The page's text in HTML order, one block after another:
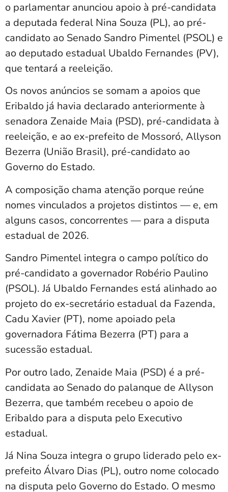
o parlamentar anunciou apoio à pré-candidata
a deputada federal Nina Souza (PL), ao pré-
candidato ao Senado Sandro Pimentel (PSOL) e
ao deputado estadual Ubaldo Fernandes (PV),
que tentará a reeleição.
Os novos anúncios se somam a apoios que
Eribaldo já havia declarado anteriormente à
senadora Zenaide Maia (PSD), pré-candidata à
reeleição, e ao ex-prefeito de Mossoró, Allyson
Bezerra (União Brasil), pré-candidato ao
Governo do Estado.
A composição chama atenção porque reúne
nomes vinculados a projetos distintos — e, em
alguns casos, concorrentes — para a disputa
estadual de 2026.
Sandro Pimentel integra o campo político do
pré-candidato a governador Robério Paulino
(PSOL). Já Ubaldo Fernandes está alinhado ao
projeto do ex-secretário estadual da Fazenda,
Cadu Xavier (PT), nome apoiado pela
governadora Fátima Bezerra (PT) para a
sucessão estadual.
Por outro lado, Zenaide Maia (PSD) é a pré-
candidata ao Senado do palanque de Allyson
Bezerra, que também recebeu o apoio de
Eribaldo para a disputa pelo Executivo
estadual.
Já Nina Souza integra o grupo liderado pelo ex-
prefeito Álvaro Dias (PL), outro nome colocado
na disputa pelo Governo do Estado. O mesmo